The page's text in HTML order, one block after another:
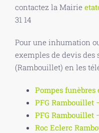
contactez la Mairie
31 14
Pour une inhumation
exemples de devis
(Rambouillet) en les
Pompes
PFG Rambouillet
PFG Rambouillet
Roc Eclerc